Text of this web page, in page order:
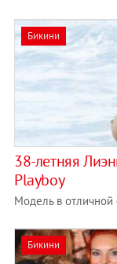
Бикини
38-летняя
Playboy
Модель в
Бикини